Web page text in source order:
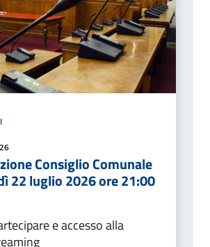
Consiglio Comunale
22 luglio 2026 ore 21:00
e accesso alla